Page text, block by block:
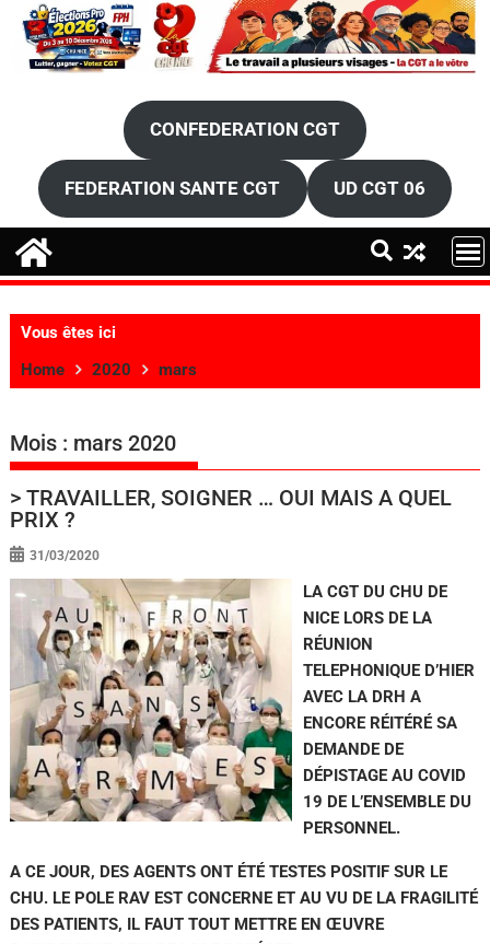
CONFEDERATION CGT
FEDERATION SANTE CGT UD CGT 06
Vous êtes ici
Home
2020 mars
Mois : mars 2020
> TRAVAILLER, SOIGNER … OUI MAIS A QUEL
PRIX ?
31/03/2020
LA CGT DU CHU DE
NICE LORS DE LA
RÉUNION
TELEPHONIQUE D’HIER
AVEC LA DRH A
ENCORE RÉITÉRÉ SA
DEMANDE DE
DÉPISTAGE AU COVID
19 DE L’ENSEMBLE DU
PERSONNEL.
A CE JOUR, DES AGENTS ONT ÉTÉ TESTES POSITIF SUR LE
CHU. LE POLE RAV EST CONCERNE ET AU VU DE LA FRAGILITÉ
DES PATIENTS, IL FAUT TOUT METTRE EN ŒUVRE